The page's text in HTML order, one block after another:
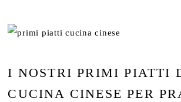
I NOSTRI PRIMI PIATTI
CUCINA CINESE PER